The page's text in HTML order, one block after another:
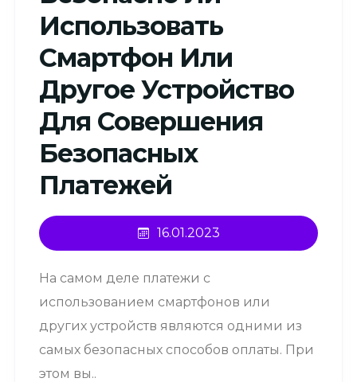
Использовать
Смартфон Или
Другое Устройство
Для Совершения
Безопасных
Платежей
16.01.2023
На самом деле платежи с
использованием смартфонов или
других устройств являются одними из
самых безопасных способов оплаты. При
этом вы..